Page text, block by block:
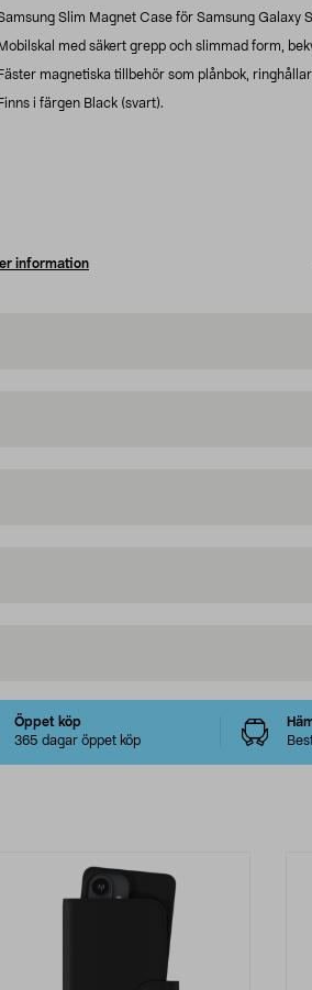
Slim Magnet Case för Samsung Galaxy
Mobilskal med säkert grepp och slimmad form,
Fäster magnetiska tillbehör som plånbok,
Finns i färgen Black (svart).
information
Öppet köp
365 dagar öppet köp